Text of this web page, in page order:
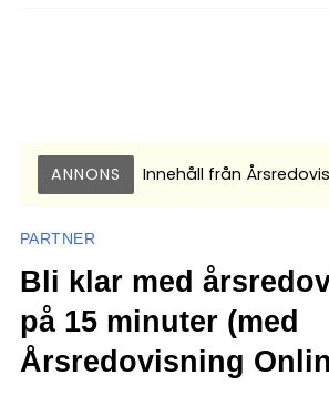
ANNONS Innehåll från
PARTNER
Bli klar med
på 15 minuter (med
Årsredovisning